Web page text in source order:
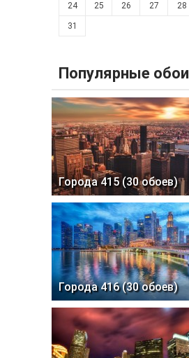
24 25 26 27 28
31
Популярные обои
Города 415 (30 обоев)
Города 416 (30 обоев)